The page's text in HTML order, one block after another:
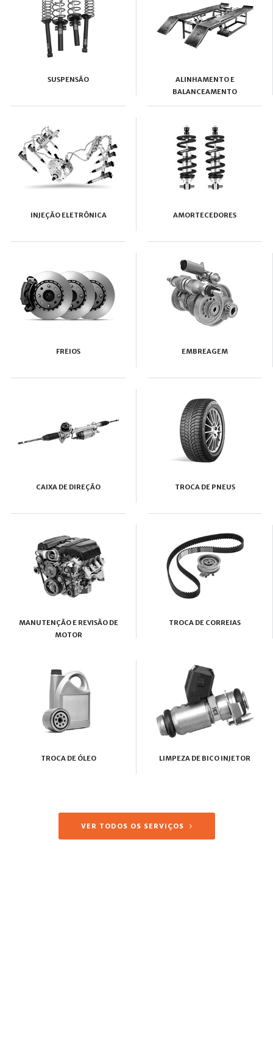
SUSPENSÃO
ALINHAMENTO E
BALANCEAMENTO
INJEÇÃO ELETRÔNICA AMORTECEDORES
FREIOS EMBREAGEM
CAIXA DE DIREÇÃO TROCA DE PNEUS
MANUTENÇÃO E REVISÃO DE
MOTOR
TROCA DE CORREIAS
TROCA DE ÓLEO LIMPEZA DE BICO INJETOR
VER TODOS OS SERVIÇOS